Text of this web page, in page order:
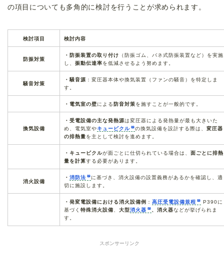
の項目についても多角的に検討を行うことが求められます。
検討項目 検討内容
防振対策
・防振装置の取り付け （防振ゴム、バネ式防振装置など）を実施
し、 振動伝達率を低減させるよう努めます。
騒音対策
・騒音源 ：変圧器本体や換気装置（ファンの騒音）を特定しま
す。
・電気室の壁による 防音対策を施すことが一般的です。
換気設備
・受電設備の主な発熱源は変圧器による発熱量が最も大きいた
め、電気室やキュービクル の換気設備を設計する際は、 変圧器
の排熱量を主として検討を進めます。
・キュービクルが面ごとに仕切られている場合は、 面ごとに排熱
量を計算する必要があります。
消火設備
・ 消防法
に基づき、消火設備の設置義務があるかを確認し、適
切に施設します。
・発変電設備における消火設備例 ： 高圧受電設備規程
P390に
基づく 特殊消火設備、 大型消火器 、消火器などが挙げられま
す。
スポンサーリンク